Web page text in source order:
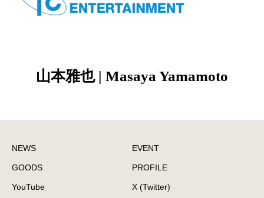
山本雅也 | Masaya Yamamoto
NEWS EVENT
GOODS PROFILE
YouTube X (Twitter)